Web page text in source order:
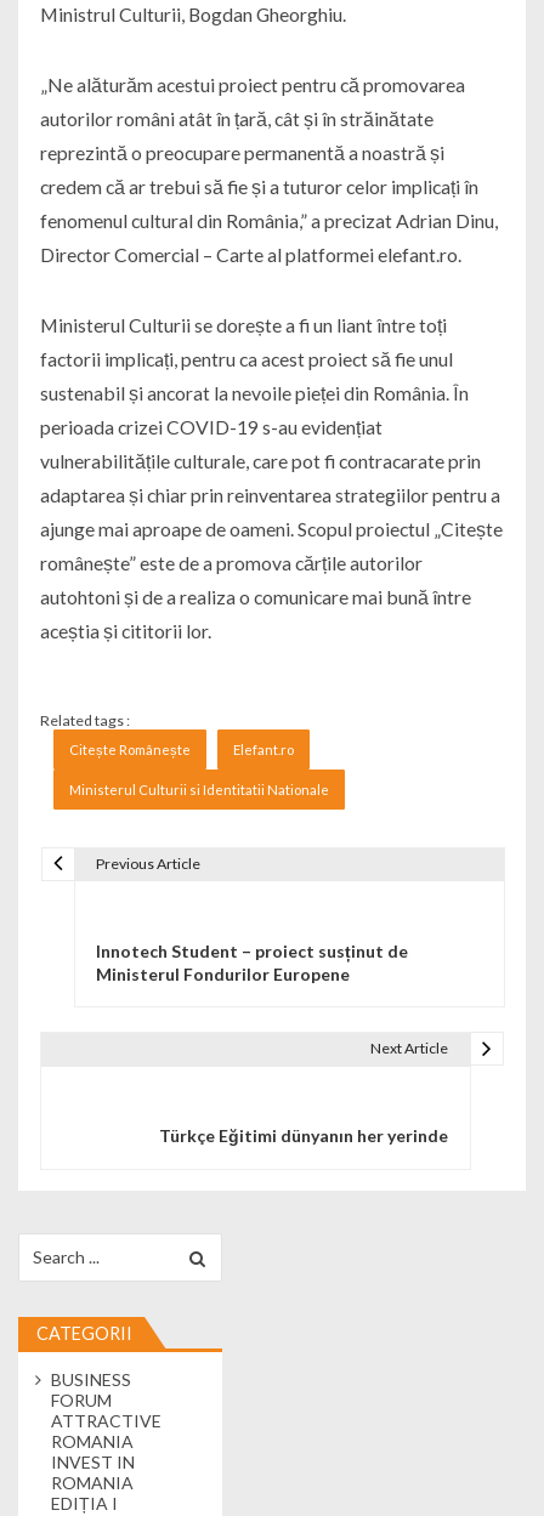
Ministrul Culturii, Bogdan Gheorghiu.
„Ne alăturăm acestui proiect pentru că promovarea
autorilor români atât în țară, cât și în străinătate
reprezintă o preocupare permanentă a noastră și
credem că ar trebui să fie și a tuturor celor implicați în
fenomenul cultural din România,” a precizat Adrian Dinu,
Director Comercial – Carte al platformei elefant.ro.
Ministerul Culturii se dorește a fi un liant între toți
factorii implicați, pentru ca acest proiect să fie unul
sustenabil și ancorat la nevoile pieței din România. În
perioada crizei COVID-19 s-au evidențiat
vulnerabilitățile culturale, care pot fi contracarate prin
adaptarea și chiar prin reinventarea strategiilor pentru a
ajunge mai aproape de oameni. Scopul proiectul „Citește
românește” este de a promova cărțile autorilor
autohtoni și de a realiza o comunicare mai bună între
aceștia și cititorii lor.
Related tags :
Citește Românește Elefant.ro
Ministerul Culturii si Identitatii Nationale
Previous Article
Innotech Student – proiect susținut de
Ministerul Fondurilor Europene
Next Article
Türkçe Eğitimi dünyanın her yerinde
CATEGORII
BUSINESS
FORUM
ATTRACTIVE
ROMANIA
INVEST IN
ROMANIA
EDIȚIA I